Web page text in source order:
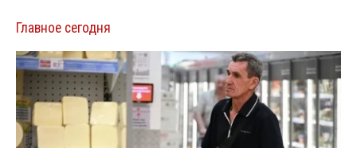
Главное сегодня